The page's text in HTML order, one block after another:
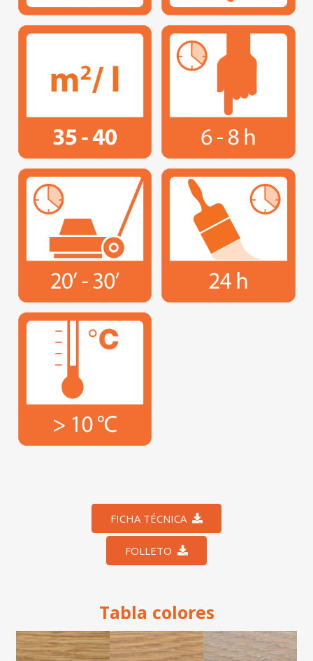
FICHA TÉCNICA
FOLLETO
Tabla colores